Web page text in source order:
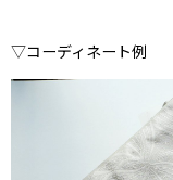
▽コーディネート例